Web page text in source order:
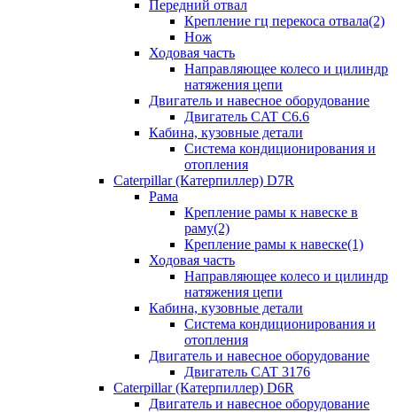
Передний отвал
Крепление гц перекоса отвала(2)
Нож
Ходовая часть
Направляющее колесо и цилиндр
натяжения цепи
Двигатель и навесное оборудование
Двигатель CAT C6.6
Кабина, кузовные детали
Система кондиционирования и
отопления
Caterpillar (Катерпиллер) D7R
Рама
Крепление рамы к навеске в
раму(2)
Крепление рамы к навеске(1)
Ходовая часть
Направляющее колесо и цилиндр
натяжения цепи
Кабина, кузовные детали
Система кондиционирования и
отопления
Двигатель и навесное оборудование
Двигатель CAT 3176
Caterpillar (Катерпиллер) D6R
Двигатель и навесное оборудование